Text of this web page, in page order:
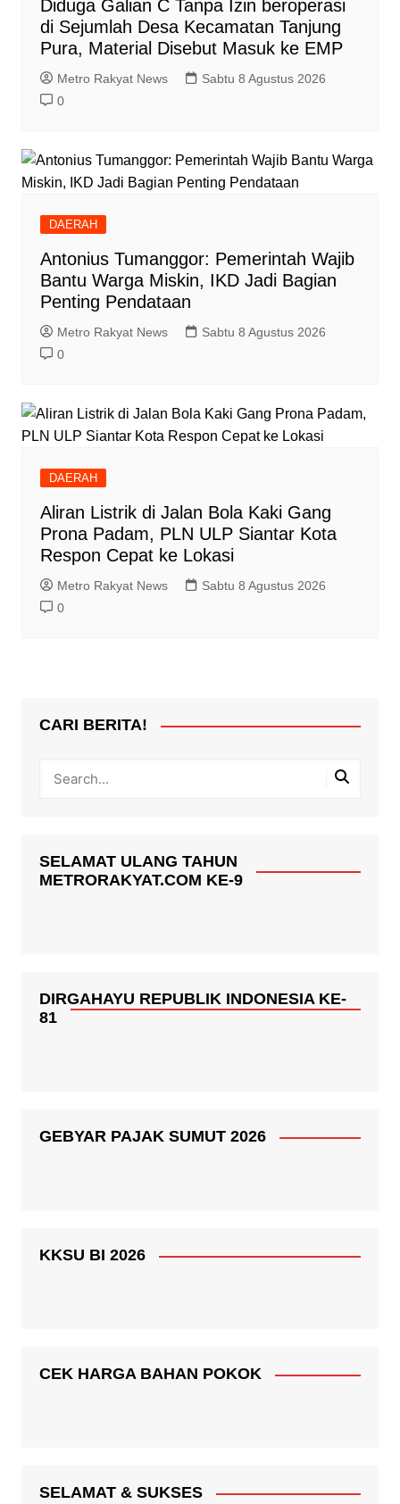
Diduga Galian C Tanpa Izin beroperasi
di Sejumlah Desa Kecamatan Tanjung
Pura, Material Disebut Masuk ke EMP
Metro Rakyat News
Sabtu 8 Agustus 2026
0
DAERAH
Antonius Tumanggor: Pemerintah Wajib
Bantu Warga Miskin, IKD Jadi Bagian
Penting Pendataan
Metro Rakyat News
Sabtu 8 Agustus 2026
0
DAERAH
Aliran Listrik di Jalan Bola Kaki Gang
Prona Padam, PLN ULP Siantar Kota
Respon Cepat ke Lokasi
Metro Rakyat News
Sabtu 8 Agustus 2026
0
CARI BERITA!
SELAMAT ULANG TAHUN
METRORAKYAT.COM KE-9
DIRGAHAYU REPUBLIK INDONESIA KE-
81
GEBYAR PAJAK SUMUT 2026
KKSU BI 2026
CEK HARGA BAHAN POKOK
SELAMAT & SUKSES